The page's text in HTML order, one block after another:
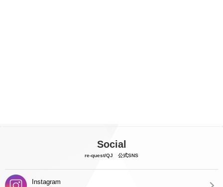
Social
re-quest/QJ 公式SNS
Instagram